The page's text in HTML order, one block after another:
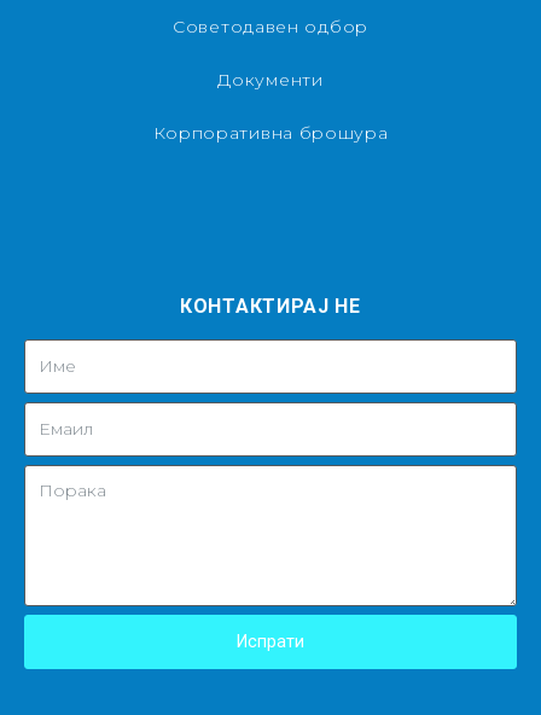
Советодавен одбор
Документи
Корпоративна брошура
КОНТАКТИРАЈ НЕ
Испрати